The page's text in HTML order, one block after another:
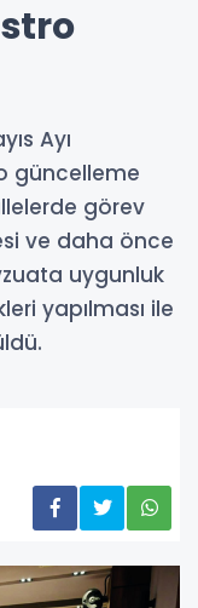
Ayı
güncelleme
görev
ve daha önce
uygunluk
yapılması ile